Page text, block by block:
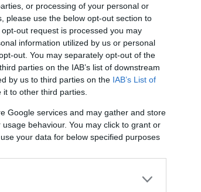
or processing of your personal or
please use the below opt-out section to
out request is processed you may
information utilized by us or personal
out. You may separately opt-out of the
parties on the IAB’s list of downstream
by us to third parties on the IAB’s List of
to other third parties.
Google services and may gather and store
behaviour. You may click to grant or
your data for below specified purposes